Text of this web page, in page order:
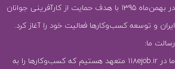
در بهمن‌ماه 1395 با هدف حمایت از کارآفرینی جوانان
ایران و توسعه کسب‌وکارها فعالیت خود را آغاز کرد.
رسالت ما:
ما در 118ejob.ir متعهد هستیم که کسب‌وکارها را به